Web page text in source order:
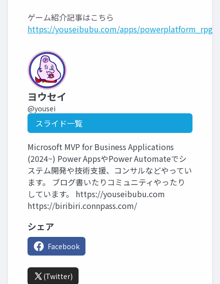
ゲーム紹介記事はこちら
https://youseibubu.com/apps/
ヨウセイ
@yousei
スライド一覧
Microsoft MVP for Business Applications
(2024~) Power AppsやPower Automateでシ
ステム開発や技術支援、コンサルなどやってい
ます。 ブログ書いたりコミュニティやったり
しています。 https://youseibubu.com
https://biribiri.connpass.com/
シェア
Facebook
(Twitter)